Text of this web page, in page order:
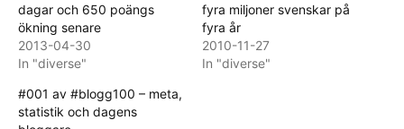
dagar och 650 poängs
ökning senare
2013-04-30
In "diverse"
fyra miljoner svenskar på
fyra år
2010-11-27
In "diverse"
#001 av #blogg100 – meta,
statistik och dagens